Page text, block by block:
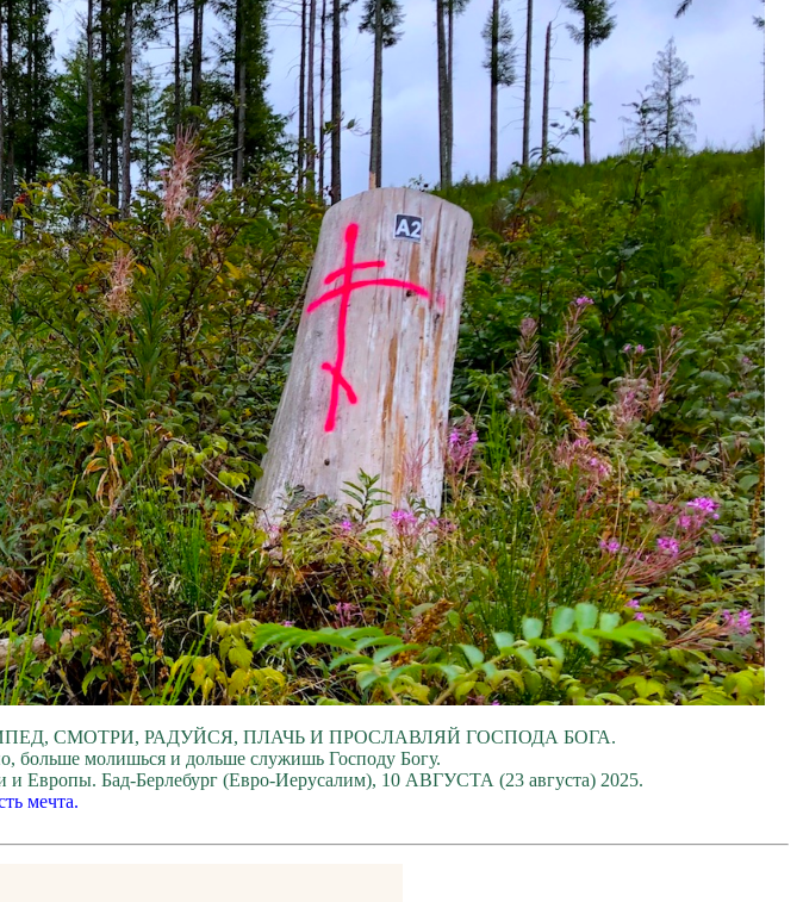
СМОТРИ, РАДУЙСЯ, ПЛАЧЬ И ПРОСЛАВЛЯЙ ГОСПОДА БОГА.
больше молишься и дольше служишь Господу Богу.
и Европы. Бад-Берлебург (Евро-Иерусалим), 10 АВГУСТА (23 августа) 2025.
мечта.